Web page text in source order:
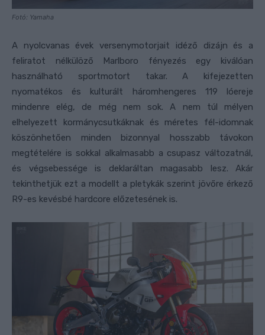
Fotó: Yamaha
A nyolcvanas évek versenymotorjait idéző dizájn és a
feliratot nélkülöző Marlboro fényezés egy kiválóan
használható sportmotort takar. A kifejezetten
nyomatékos és kulturált háromhengeres 119 lóereje
mindenre elég, de még nem sok. A nem túl mélyen
elhelyezett kormánycsutkáknak és méretes fél-idomnak
köszönhetően minden bizonnyal hosszabb távokon
megtételére is sokkal alkalmasabb a csupasz változatnál,
és végsebessége is deklaráltan magasabb lesz. Akár
tekinthetjük ezt a modellt a pletykák szerint jövőre érkező
R9-es kevésbé hardcore előzetesének is.